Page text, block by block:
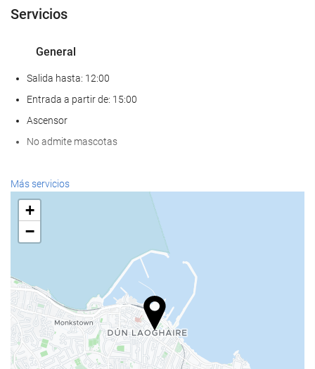
Servicios
General
Salida hasta: 12:00
Entrada a partir de: 15:00
Ascensor
No admite mascotas
Bienestar
Spa
Sauna
Servicios de recepción
Recepción 24 horas
Guardaequipaje
Más servicios
+
−